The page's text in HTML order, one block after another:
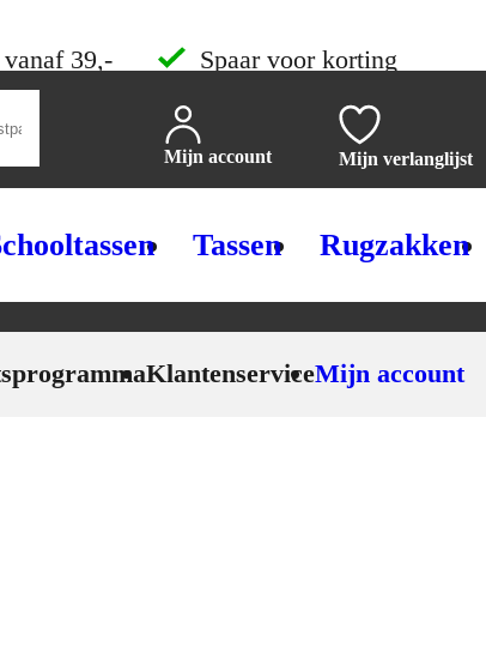
39,- Spaar voor korting
Tassen Rugzakken
KlantenserviceMijn account
Mijn account Mijn verlanglijst